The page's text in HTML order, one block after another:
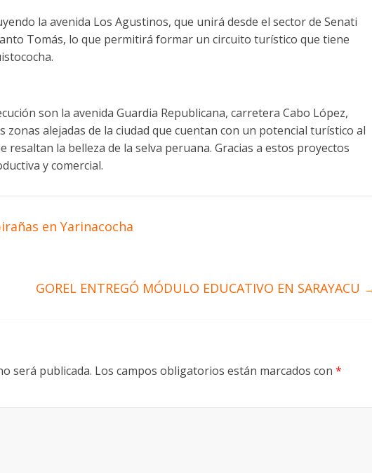
la avenida Los Agustinos, que unirá desde el sector de Senati
Tomás, lo que permitirá formar un circuito turístico que tiene
son la avenida Guardia Republicana, carretera Cabo López,
zonas alejadas de la ciudad que cuentan con un potencial turístico al
resaltan la belleza de la selva peruana. Gracias a estos proyectos
y comercial.
en Yarinacocha
GOREL ENTREGÓ MÓDULO EDUCATIVO EN SARAYACU
será publicada. Los campos obligatorios están marcados con *